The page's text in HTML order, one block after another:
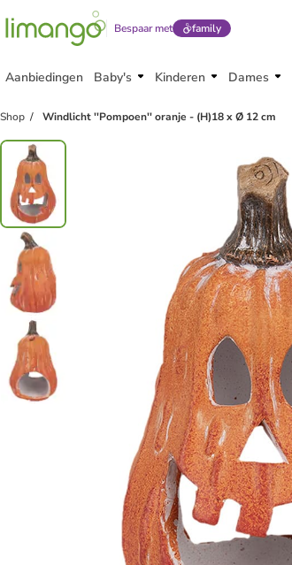
Bespaar met family
Aanbiedingen Baby's Kinderen Dames
Shop Windlicht ''Pompoen'' oranje - (H)18 x Ø 12 cm
familykorting